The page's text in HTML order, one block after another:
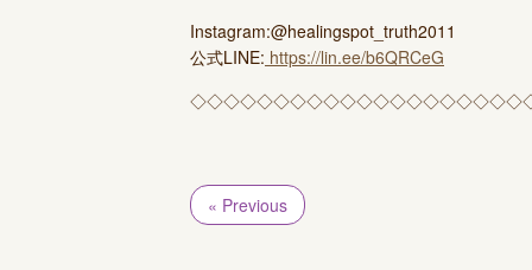
Instagram:@healingspot_truth2011
公式LINE: https://lin.ee/b6QRCeG
« Previous